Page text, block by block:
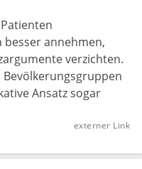
annehmen,
verzichten.
Ansatz sogar
externer Link